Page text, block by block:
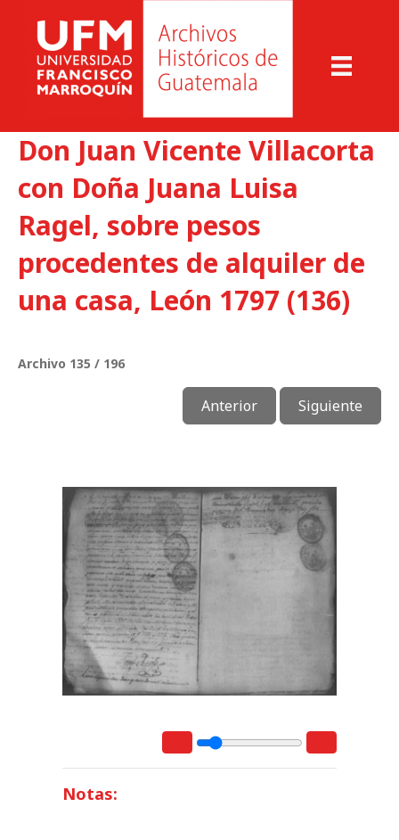
Don Juan Vicente Villacorta
con Doña Juana Luisa
Ragel, sobre pesos
procedentes de alquiler de
una casa, León 1797 (136)
Archivo 135 / 196
Anterior Siguiente
Notas: